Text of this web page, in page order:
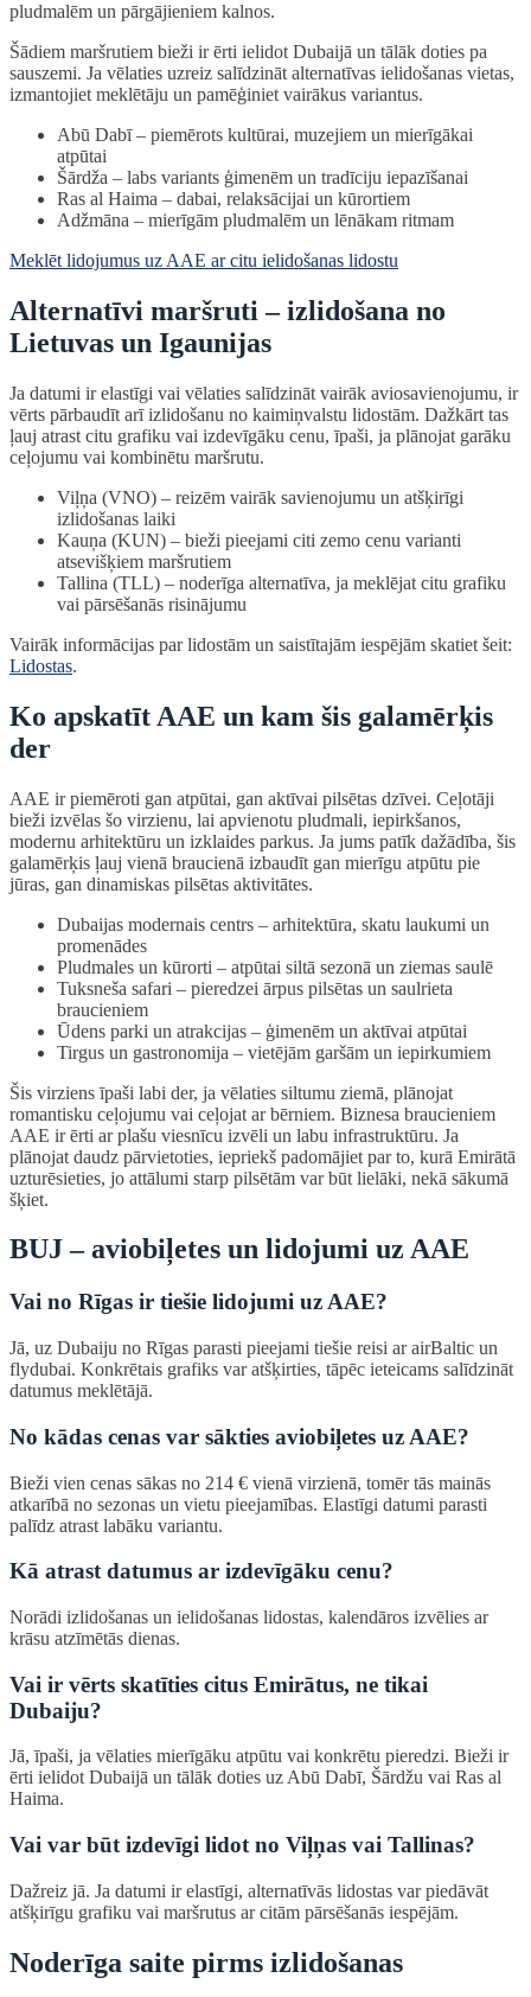
pludmalēm un pārgājieniem kalnos.
Šādiem maršrutiem bieži ir ērti ielidot Dubaijā un tālāk doties pa
sauszemi. Ja vēlaties uzreiz salīdzināt alternatīvas ielidošanas vietas,
izmantojiet meklētāju un pamēģiniet vairākus variantus.
Abū Dabī – piemērots kultūrai, muzejiem un mierīgākai
atpūtai
Šārdža – labs variants ģimenēm un tradīciju iepazīšanai
Ras al Haima – dabai, relaksācijai un kūrortiem
Adžmāna – mierīgām pludmalēm un lēnākam ritmam
Meklēt lidojumus uz AAE ar citu ielidošanas lidostu
Alternatīvi maršruti – izlidošana no
Lietuvas un Igaunijas
Ja datumi ir elastīgi vai vēlaties salīdzināt vairāk aviosavienojumu, ir
vērts pārbaudīt arī izlidošanu no kaimiņvalstu lidostām. Dažkārt tas
ļauj atrast citu grafiku vai izdevīgāku cenu, īpaši, ja plānojat garāku
ceļojumu vai kombinētu maršrutu.
Viļņa (VNO) – reizēm vairāk savienojumu un atšķirīgi
izlidošanas laiki
Kauņa (KUN) – bieži pieejami citi zemo cenu varianti
atsevišķiem maršrutiem
Tallina (TLL) – noderīga alternatīva, ja meklējat citu grafiku
vai pārsēšanās risinājumu
Vairāk informācijas par lidostām un saistītajām iespējām skatiet šeit:
Lidostas.
Ko apskatīt AAE un kam šis galamērķis
der
AAE ir piemēroti gan atpūtai, gan aktīvai pilsētas dzīvei. Ceļotāji
bieži izvēlas šo virzienu, lai apvienotu pludmali, iepirkšanos,
modernu arhitektūru un izklaides parkus. Ja jums patīk dažādība, šis
galamērķis ļauj vienā braucienā izbaudīt gan mierīgu atpūtu pie
jūras, gan dinamiskas pilsētas aktivitātes.
Dubaijas modernais centrs – arhitektūra, skatu laukumi un
promenādes
Pludmales un kūrorti – atpūtai siltā sezonā un ziemas saulē
Tuksneša safari – pieredzei ārpus pilsētas un saulrieta
braucieniem
Ūdens parki un atrakcijas – ģimenēm un aktīvai atpūtai
Tirgus un gastronomija – vietējām garšām un iepirkumiem
Šis virziens īpaši labi der, ja vēlaties siltumu ziemā, plānojat
romantisku ceļojumu vai ceļojat ar bērniem. Biznesa braucieniem
AAE ir ērti ar plašu viesnīcu izvēli un labu infrastruktūru. Ja
plānojat daudz pārvietoties, iepriekš padomājiet par to, kurā Emirātā
uzturēsieties, jo attālumi starp pilsētām var būt lielāki, nekā sākumā
šķiet.
BUJ – aviobiļetes un lidojumi uz AAE
Vai no Rīgas ir tiešie lidojumi uz AAE?
Jā, uz Dubaiju no Rīgas parasti pieejami tiešie reisi ar airBaltic un
flydubai. Konkrētais grafiks var atšķirties, tāpēc ieteicams salīdzināt
datumus meklētājā.
No kādas cenas var sākties aviobiļetes uz AAE?
Bieži vien cenas sākas no 214 € vienā virzienā, tomēr tās mainās
atkarībā no sezonas un vietu pieejamības. Elastīgi datumi parasti
palīdz atrast labāku variantu.
Kā atrast datumus ar izdevīgāku cenu?
Norādi izlidošanas un ielidošanas lidostas, kalendāros izvēlies ar
krāsu atzīmētās dienas.
Vai ir vērts skatīties citus Emirātus, ne tikai
Dubaiju?
Jā, īpaši, ja vēlaties mierīgāku atpūtu vai konkrētu pieredzi. Bieži ir
ērti ielidot Dubaijā un tālāk doties uz Abū Dabī, Šārdžu vai Ras al
Haima.
Vai var būt izdevīgi lidot no Viļņas vai Tallinas?
Dažreiz jā. Ja datumi ir elastīgi, alternatīvās lidostas var piedāvāt
atšķirīgu grafiku vai maršrutus ar citām pārsēšanās iespējām.
Noderīga saite pirms izlidošanas